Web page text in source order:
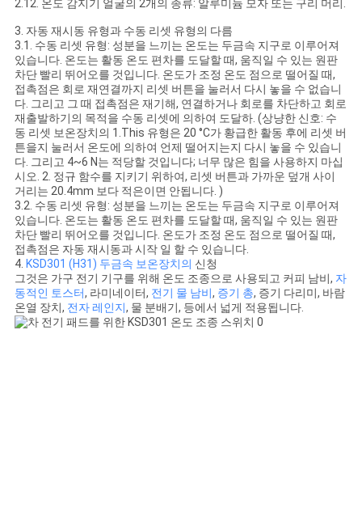
트
맵
PRIVACY
POLICY
2.12. 온도 감지기 얼굴의 2개의 종류: 알루미늄 모자 또는 구리 머리.
3. 자동 재시동 유형과 수동 리셋 유형의 다름
3.1. 수동 리셋 유형: 성분을 느끼는 온도는 두금속 지구로 이루어져
있습니다. 온도는 활동 온도 편차를 도달할 때, 움직일 수 있는 원판
차단 빨리 뛰어오를 것입니다. 온도가 조정 온도 점으로 떨어질 때,
접촉점은 회로 재연결까지 리셋 버튼을 눌러서 다시 놓을 수 없습니
다. 그리고 그 때 접촉점은 재기해, 연결하거나 회로를 차단하고 회로
재출발하기의 목적을 수동 리셋에 의하여 도달하. (상냥한 신호: 수
동 리셋 보온장치의 1.This 유형은 20 °C가 황급한 활동 후에 리셋 버
튼을지 눌러서 온도에 의하여 언제 떨어지는지 다시 놓을 수 있습니
다. 그리고 4~6 N는 적당할 것입니다; 너무 많은 힘을 사용하지 마십
시오. 2. 정규 함수를 지키기 위하여, 리셋 버튼과 가까운 덮개 사이
거리는 20.4mm 보다 적은이면 안됩니다. )
3.2. 수동 리셋 유형: 성분을 느끼는 온도는 두금속 지구로 이루어져
있습니다. 온도는 활동 온도 편차를 도달할 때, 움직일 수 있는 원판
차단 빨리 뛰어오를 것입니다. 온도가 조정 온도 점으로 떨어질 때,
접촉점은 자동 재시동과 시작 일 할 수 있습니다.
4. KSD301 (H31) 두금속 보온장치의 신청
그것은 가구 전기 기구를 위해 온도 조종으로 사용되고 커피 남비, 자
동적인 토스터, 라미네이터, 전기 물 남비, 증기 총, 증기 다리미, 바람
온열 장치, 전자 레인지, 물 분배기, 등에서 넓게 적용됩니다.